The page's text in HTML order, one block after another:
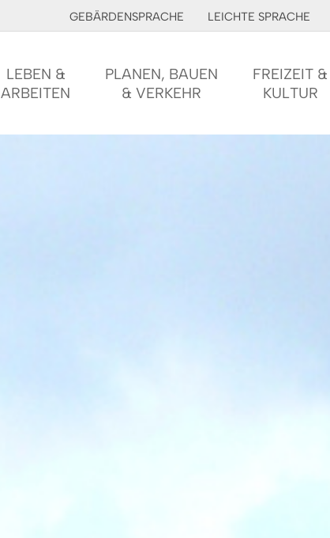
GEBÄRDENSPRACHE LEICHTE SPRACHE
LEBEN &
ARBEITEN
PLANEN, BAUEN
& VERKEHR
FREIZEIT &
KULTUR